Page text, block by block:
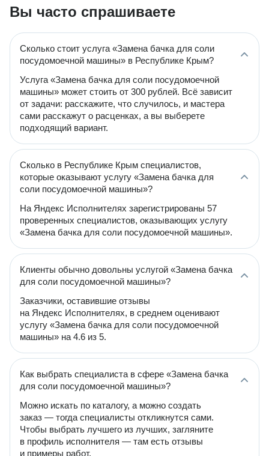
Вы часто спрашиваете
Сколько стоит услуга «Замена бачка для соли
посудомоечной машины» в Республике Крым?
Услуга «Замена бачка для соли посудомоечной
машины» может стоить от 300 рублей. Всё зависит
от задачи: расскажите, что случилось, и мастера
сами расскажут о расценках, а вы выберете
подходящий вариант.
Сколько в Республике Крым специалистов,
которые оказывают услугу «Замена бачка для
соли посудомоечной машины»?
На Яндекс Исполнителях зарегистрированы 57
проверенных специалистов, оказывающих услугу
«Замена бачка для соли посудомоечной машины».
Клиенты обычно довольны услугой «Замена бачка
для соли посудомоечной машины»?
Заказчики, оставившие отзывы
на Яндекс Исполнителях, в среднем оценивают
услугу «Замена бачка для соли посудомоечной
машины» на 4.6 из 5.
Как выбрать специалиста в сфере «Замена бачка
для соли посудомоечной машины»?
Можно искать по каталогу, а можно создать
заказ — тогда специалисты откликнутся сами.
Чтобы выбрать лучшего из лучших, загляните
в профиль исполнителя — там есть отзывы
и примеры работ.